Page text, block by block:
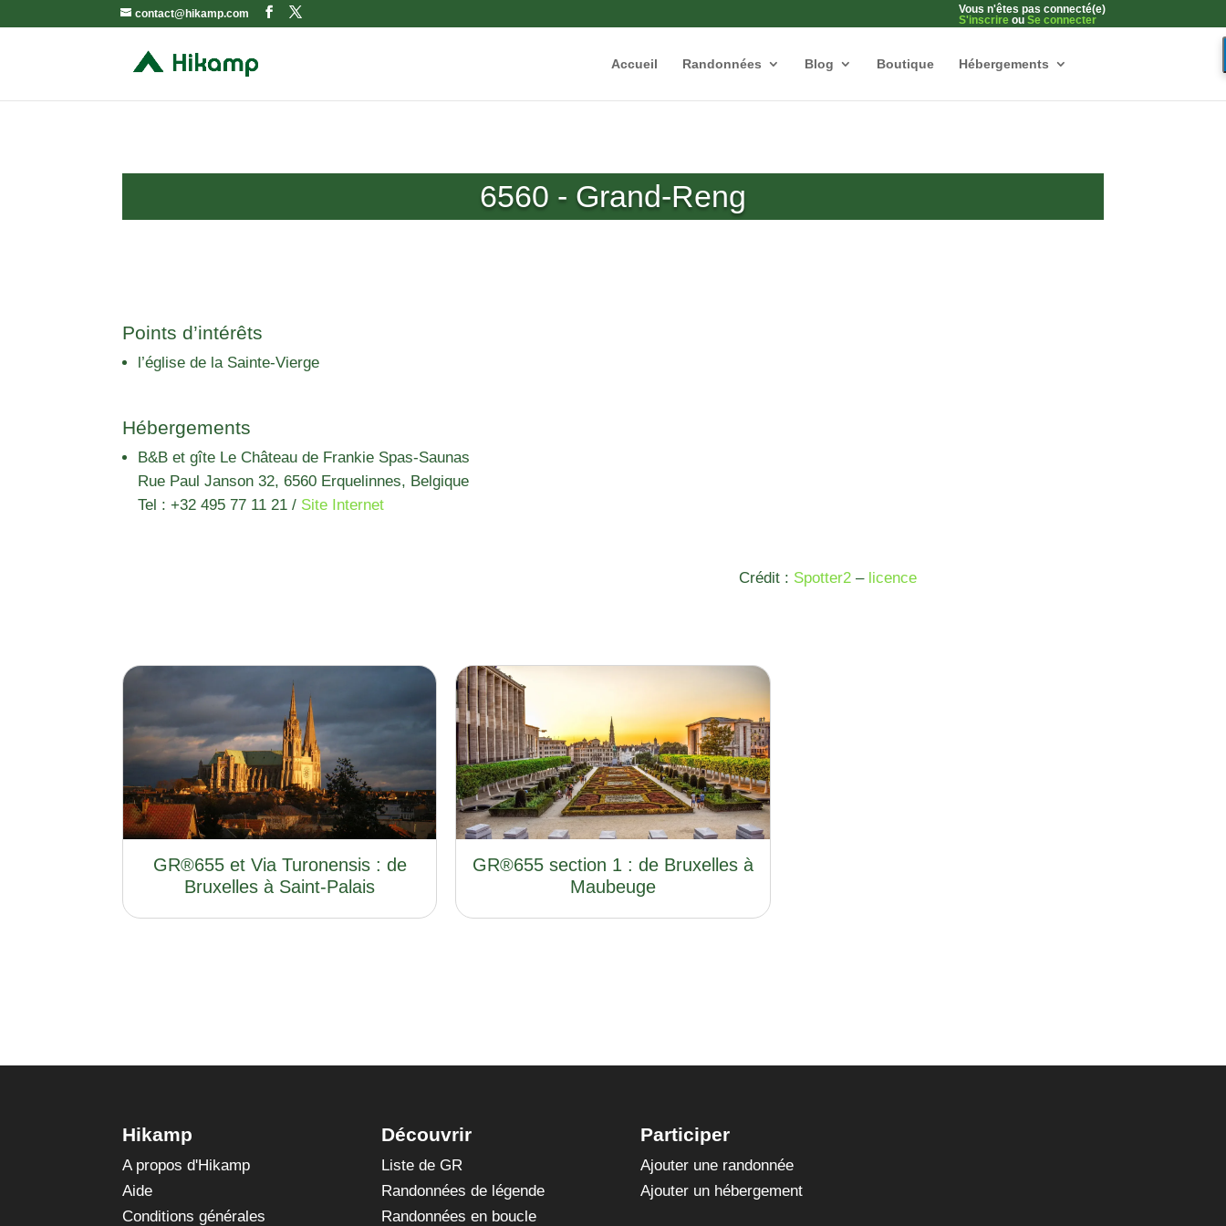
contact@hikamp.com
Vous n'êtes pas connecté(e)
S'inscrire ou Se connecter
Accueil Randonnées Blog Boutique Hébergements
6560 - Grand-Reng
Crédit : Spotter2– licence
Points d’intérêts
l’église de la Sainte-Vierge
Hébergements
B&B et gîte Le Château de Frankie Spas-Saunas
Rue Paul Janson 32, 6560 Erquelinnes, Belgique
Tel : +32 495 77 11 21 / Site Internet
GR®655 et Via Turonensis : de
Bruxelles à Saint-Palais
GR®655 section 1 : de Bruxelles à
Maubeuge
Hikamp
A propos d'Hikamp
Aide
Conditions générales
Découvrir
Liste de GR
Randonnées de légende
Randonnées en boucle
Participer
Ajouter une randonnée
Ajouter un hébergement